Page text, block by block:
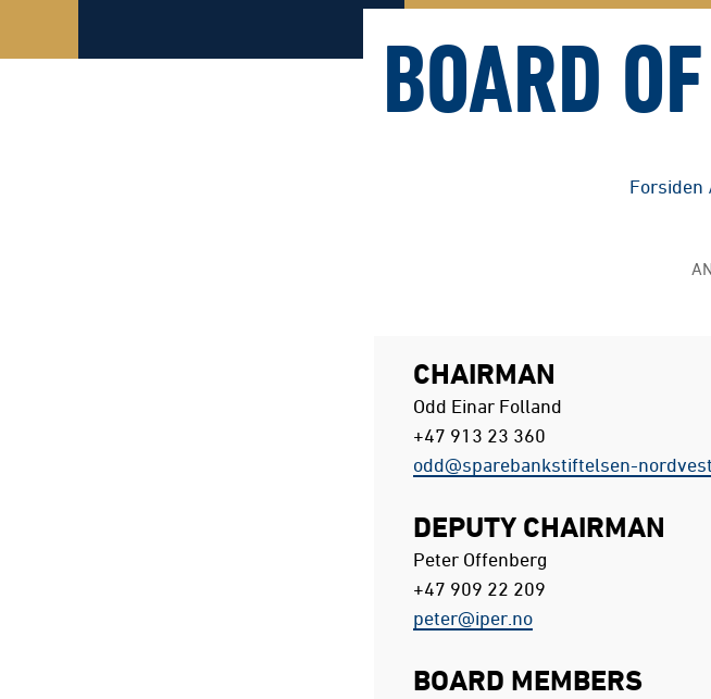
BOARD
Forsiden
CHAIRMAN
Odd Einar Folland
+47 913 23 360
odd@sparebankstiftelsen-
DEPUTY CHAIRMAN
Peter Offenberg
+47 909 22 209
peter@iper.no
BOARD MEMBERS